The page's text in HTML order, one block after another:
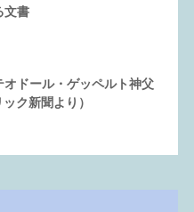
文書
オドール・ゲッペルト神父
ク新聞より）